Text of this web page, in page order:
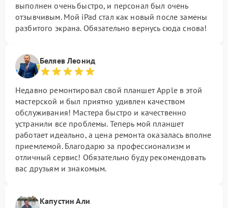
выполнен очень быстро, и персонал был очень
отзывчивым. Мой iPad стал как новый после замены
разбитого экрана. Обязательно вернусь сюда снова!
Беляев Леонид
Недавно ремонтировал свой планшет Apple в этой
мастерской и был приятно удивлен качеством
обслуживания! Мастера быстро и качественно
устранили все проблемы. Теперь мой планшет
работает идеально, а цена ремонта оказалась вполне
приемлемой. Благодарю за профессионализм и
отличный сервис! Обязательно буду рекомендовать
вас друзьям и знакомым.
Капустин Али